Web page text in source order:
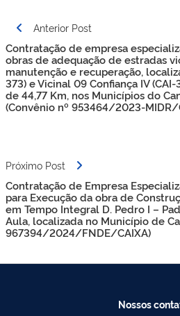
Navegação
de
Post
Anterior Post
Contratação de empresa
obras de adequação de estradas
manutenção e recuperação,
373) e Vicinal 09 Confiança IV
de 44,77 Km, nos Municípios do
(Convênio nº 953464​/2023-MIDR/
Próximo Post
Contratação de Empresa
para Execução da obra de
em Tempo Integral D. Pedro I –
Aula, localizada no Município de
967394/2024/FNDE/CAIXA)
Nossos